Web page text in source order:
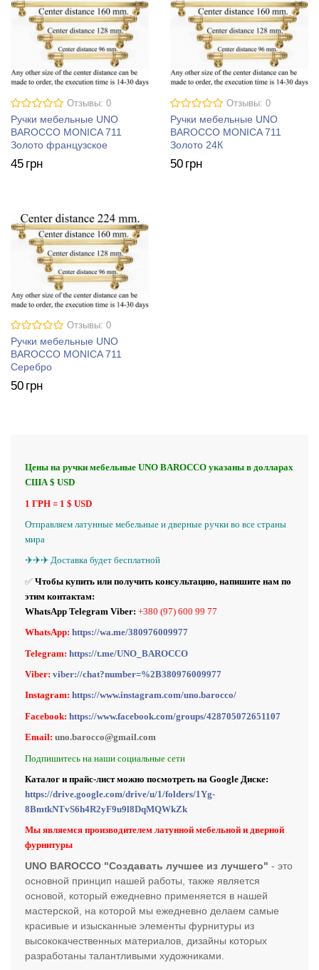
Отзывы: 0
Ручки мебельные UNO
BAROCCO MONICA 711
Золото французское
45 грн
Отзывы: 0
Ручки мебельные UNO
BAROCCO MONICA 711
Золото 24К
50 грн
Отзывы: 0
Ручки мебельные UNO
BAROCCO MONICA 711
Серебро
50 грн
Цены на ручки мебельные UNO BAROCCO указаны в долларах
США $ USD
1 ГРН = 1 $ USD
Отправляем латунные мебельные и дверные ручки во все страны
мира
✈️✈️✈️ Доставка будет бесплатной
✅ Чтобы купить или получить консультацию, напишите нам по
этим контактам:
WhatsApp Telegram Viber: +380 (97) 600 99 77
WhatsApp: https://wa.me/380976009977
Telegram: https://t.me/UNO_BAROCCO
Viber: viber://chat?number=%2B380976009977
Instagram: https://www.instagram.com/uno.barocco/
Facebook: https://www.facebook.com/groups/428705072651107
Email: uno.barocco@gmail.com
Подпишитесь на наши социальные сети
Каталог и прайс-лист можно посмотреть на Google Диске:
https://drive.google.com/drive/u/1/folders/1Yg-
8BmtkNTvS6h4R2yF9u9l8DqMQWkZk
Мы являемся производителем латунной мебельной и дверной
фурнитуры
UNO BAROCCO "Создавать лучшее из лучшего" - это
основной принцип нашей работы, также является
основой, который ежедневно применяется в нашей
мастерской, на которой мы ежедневно делаем самые
красивые и изысканные элементы фурнитуры из
высококачественных материалов, дизайны которых
разработаны талантливыми художниками.